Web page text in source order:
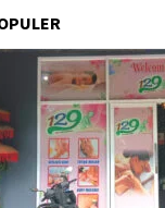
Total Berantas
Judi Online,
Ilegal